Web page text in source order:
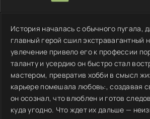
История началась с обычного пугала,
главный герой сшил экстравагантный
увлечение привело его к профессии
таланту и усердию он быстро стал
мастером, превратив хобби в смысл
карьере помешала любовь:, создавая
он осознал, что влюблен и готов
куда угодно. Что ждет их дальше —